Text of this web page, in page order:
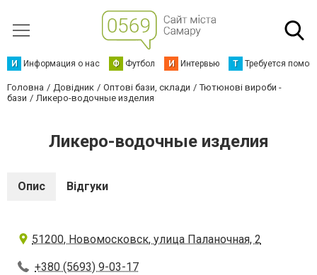
И Информация о нас Ф Футбол И Интервью Т Требуется
Головна Довідник Оптові бази, склади
Тютюнові вироби -
бази
Ликеро-водочные изделия
Ликеро-водочные изделия
Опис Відгуки
51200, Новомосковск, улица Паланочная, 2
+380 (5693) 9-03-17